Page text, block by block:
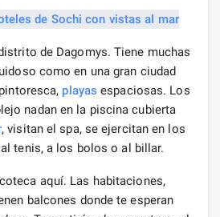
de Dagomys. Tiene muchas
como en una gran ciudad
playas espaciosas. Los
nadan en la piscina cubierta
, visitan el spa, se ejercitan en los
tenis, a los bolos o al billar.
aquí. Las habitaciones,
balcones donde te esperan